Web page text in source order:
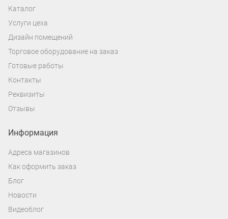
Каталог
Услуги цеха
Дизайн помещений
Торговое оборудование на заказ
Готовые работы
Контакты
Реквизиты
Отзывы
Информация
Адреса магазинов
Как оформить заказ
Блог
Новости
Видеоблог